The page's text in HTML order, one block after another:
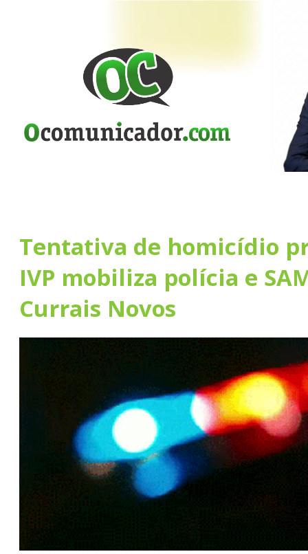
Tentativa de homicídio
IVP mobiliza polícia e
Currais Novos